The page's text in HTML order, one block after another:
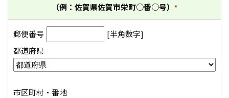
（例：佐賀県佐賀市栄町○番○号） *
郵便番号
[半角数字]
都道府県
市区町村・番地